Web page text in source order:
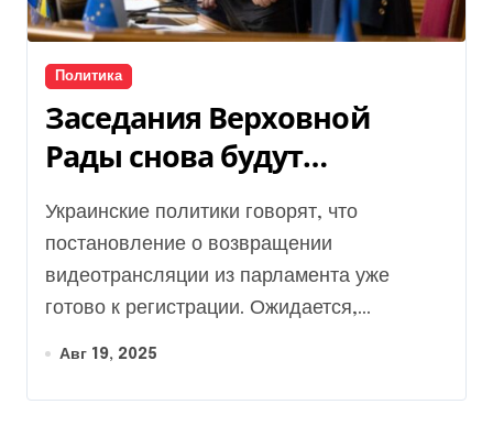
Политика
Заседания Верховной
Рады снова будут
транслировать онлайн:
нардеп раскрыл детали
Украинские политики говорят, что
постановление о возвращении
видеотрансляции из парламента уже
готово к регистрации. Ожидается,...
Авг 19, 2025